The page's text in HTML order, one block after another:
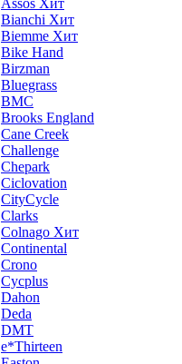
Assos Хит
Bianchi Хит
Biemme Хит
Bike Hand
Birzman
Bluegrass
BMC
Brooks England
Cane Creek
Challenge
Chepark
Ciclovation
CityCycle
Clarks
Colnago Хит
Continental
Crono
Cycplus
Dahon
Deda
DMT
e*Thirteen